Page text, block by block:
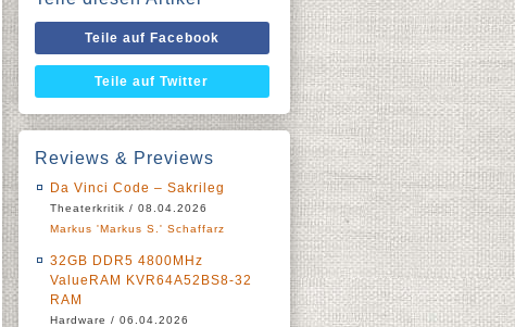
Teile auf Facebook
Teile auf Twitter
Reviews & Previews
Da Vinci Code – Sakrileg
Theaterkritik / 08.04.2026
Markus 'Markus S.' Schaffarz
32GB DDR5 4800MHz
ValueRAM KVR64A52BS8-32
RAM
Hardware / 06.04.2026